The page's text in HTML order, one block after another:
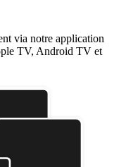
via notre application
TV, Android TV et